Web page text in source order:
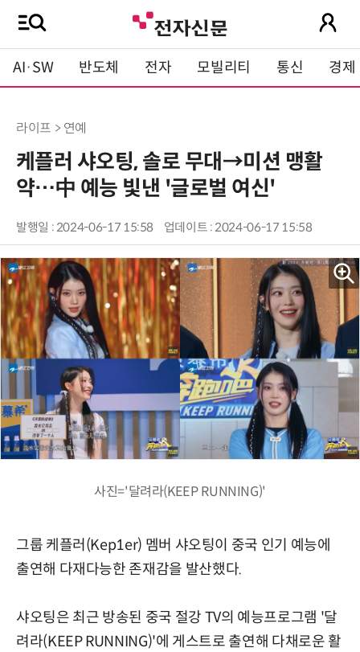
AI·SW 반도체 전자 모빌리티 통신 경제
라이프 > 연예
케플러 샤오팅, 솔로 무대→미션 맹활
약…中 예능 빛낸 '글로벌 여신'
발행일 : 2024-06-17 15:58 업데이트 : 2024-06-17 15:58
사진='달려라(KEEP RUNNING)'
그룹 케플러(Kep1er) 멤버 샤오팅이 중국 인기 예능에
출연해 다재다능한 존재감을 발산했다.
샤오팅은 최근 방송된 중국 절강 TV의 예능프로그램 '달
려라(KEEP RUNNING)'에 게스트로 출연해 다채로운 활